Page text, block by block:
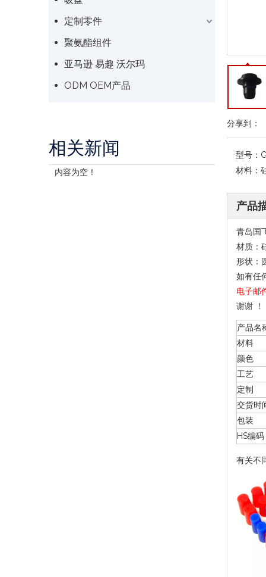
定制零件
聚氨酯组件
亚马逊 易趣 沃尔玛
ODM OEM产品
相关新闻
内容为空！
分享到：
型号：
材料：
产品
青岛国
材质：
形状：
如有任
电子邮
谢谢 ！
产品名
材料
颜色
工艺
定制
交货时
包装
HS编码
有关不